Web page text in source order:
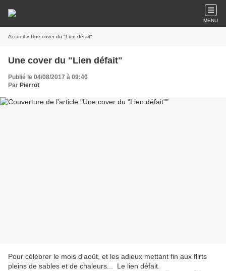
MENU
Accueil » Une cover du "Lien défait"
Une cover du "Lien défait"
Publié le 04/08/2017 à 09:40
Par Pierrot
Pour célébrer le mois d'août, et les adieux mettant fin aux flirts
pleins de sables et de chaleurs... Le lien défait.